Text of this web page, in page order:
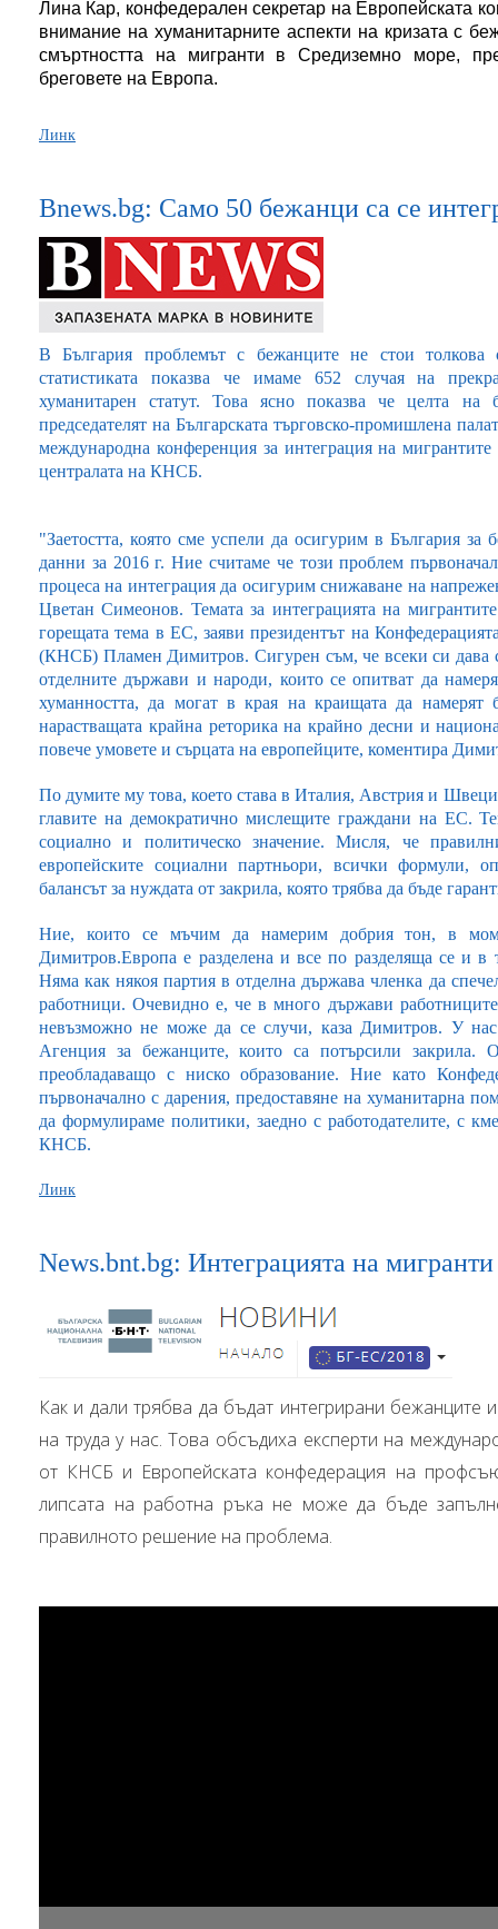
Лина Кар, конфедерален секретар на Европейската
внимание на хуманитарните аспекти на кризата с
смъртността на мигранти в Средиземно море,
бреговете на Европа.
Линк
Bnews.bg: Само 50 бежанци са се
В България проблемът с бежанците не стои
статистиката показва че имаме 652 случая на
хуманитарен статут. Това ясно показва че целта
председателят на Българската търговско-промишлена
международна конференция за интеграция на
централата на КНСБ.
"Заетостта, която сме успели да осигурим в България за
данни за 2016 г. Ние считаме че този проблем
процеса на интеграция да осигурим снижаване на
Цветан Симеонов. Темата за интеграцията на
горещата тема в ЕС, заяви президентът на
(КНСБ) Пламен Димитров. Сигурен съм, че всеки си дава
отделните държави и народи, които се опитват да
хуманността, да могат в края на краищата да намерят
нарастващата крайна реторика на крайно десни и
повече умовете и сърцата на европейците, коментира
По думите му това, което става в Италия, Австрия и
главите на демократично мислещите граждани на ЕС.
социално и политическо значение. Мисля, че
европейските социални партньори, всички формули,
балансът за нуждата от закрила, която трябва да бъде
Ние, които се мъчим да намерим добрия тон, в
Димитров.Европа е разделена и все по разделяща се и
Няма как някоя партия в отделна държава членка да
работници. Очевидно е, че в много държави
невъзможно не може да се случи, каза Димитров. У
Агенция за бежанците, които са потърсили
преобладаващо с ниско образование. Ние като
първоначално с дарения, предоставяне на хуманитарна
да формулираме политики, заедно с работодателите, с
КНСБ.
Линк
News.bnt.bg: Интеграцията на мигранти
Как и дали трябва да бъдат интегрирани бежанците
на труда у нас. Това обсъдиха експерти на
от КНСБ и Европейската конфедерация на
липсата на работна ръка не може да бъде
правилното решение на проблема.